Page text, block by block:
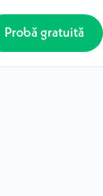
Probă gratuită